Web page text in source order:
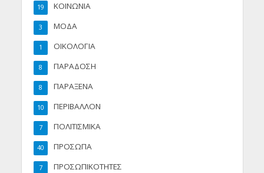
ΚΟΙΝΩΝΙΑ
19
ΜΟΔΑ
3
ΟΙΚΟΛΟΓΙΑ
1
ΠΑΡΑΔΟΣΗ
8
ΠΑΡΑΞΕΝΑ
8
ΠΕΡΙΒΑΛΛΟΝ
10
ΠΟΛΙΤΙΣΜΙΚΑ
7
ΠΡΟΣΩΠΑ
40
ΠΡΟΣΩΠΙΚΟΤΗΤΕΣ
7